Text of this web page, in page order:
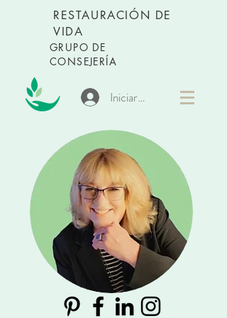
RESTAURACIÓN DE
VIDA
GRUPO DE
CONSEJERÍA
Iniciar sesión